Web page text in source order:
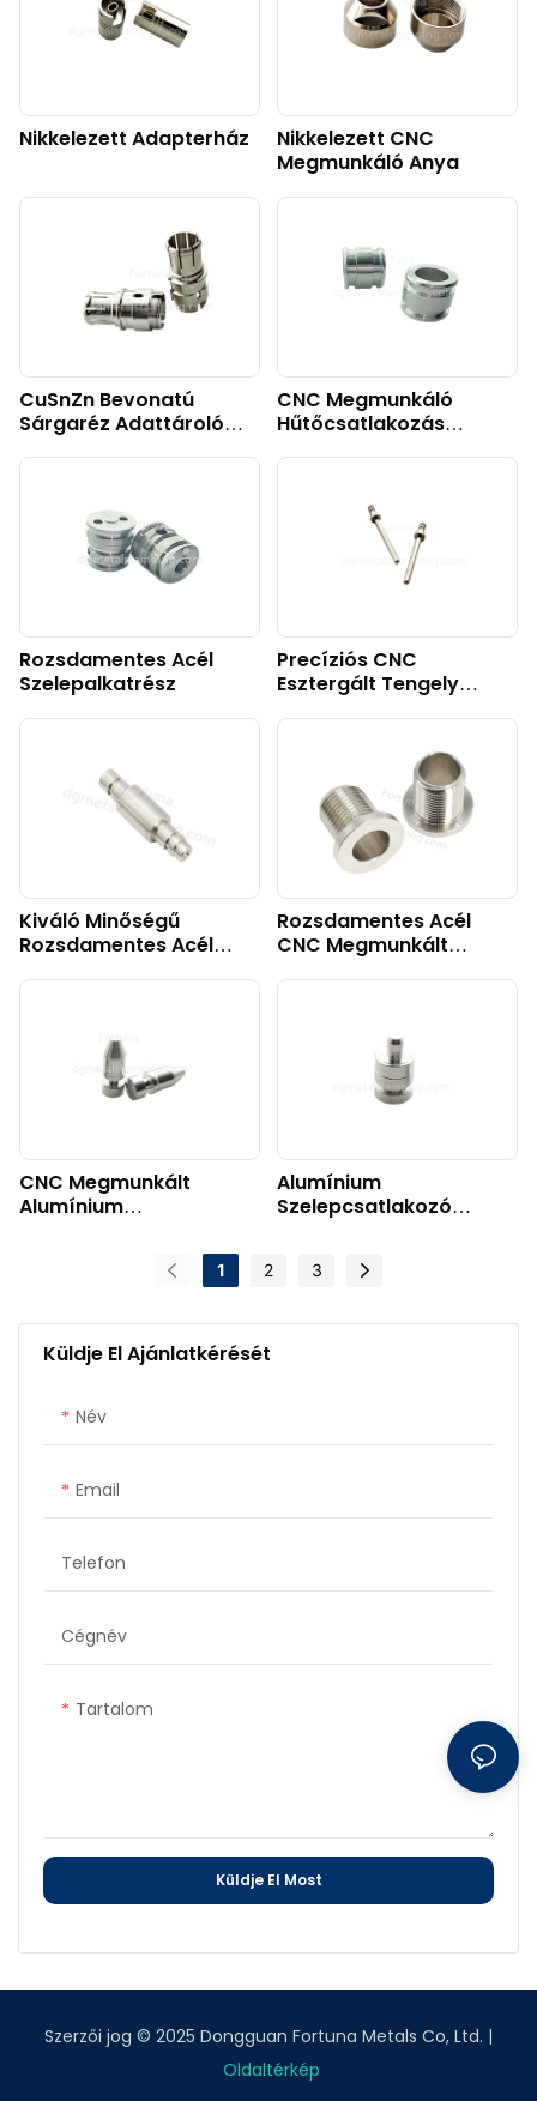
Küldje El Ajánlatkérését
Név
Email
Telefon
Cégnév
Tartalom
Küldje El Most
Nikkelezett Adapterház
Nikkelezett CNC
Megmunkáló Anya
CuSnZn Bevonatú
Sárgaréz Adattároló
CNC Megmunkáló
Hűtőcsatlakozás
Rozsdamentes Acél
Szelepalkatrész
Precíziós CNC
Esztergált Tengely
Csatlakozásokhoz
Kiváló Minőségű
Rozsdamentes Acél
Autóipari
Rozsdamentes Acél
CNC Megmunkált
CNC Megmunkált
Alumínium
Alumínium
Szelepcsatlakozó
1 2 3
Szerzői jog © 2025 Dongguan Fortuna Metals Co, Ltd. |
Oldaltérkép